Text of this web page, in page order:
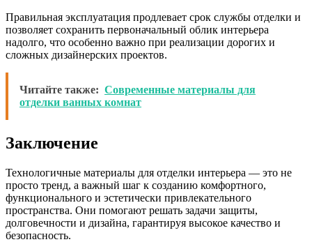
Правильная эксплуатация продлевает срок службы отделки и
позволяет сохранить первоначальный облик интерьера
надолго, что особенно важно при реализации дорогих и
сложных дизайнерских проектов.
Читайте также: Современные материалы для
отделки ванных комнат
Заключение
Технологичные материалы для отделки интерьера — это не
просто тренд, а важный шаг к созданию комфортного,
функционального и эстетически привлекательного
пространства. Они помогают решать задачи защиты,
долговечности и дизайна, гарантируя высокое качество и
безопасность.